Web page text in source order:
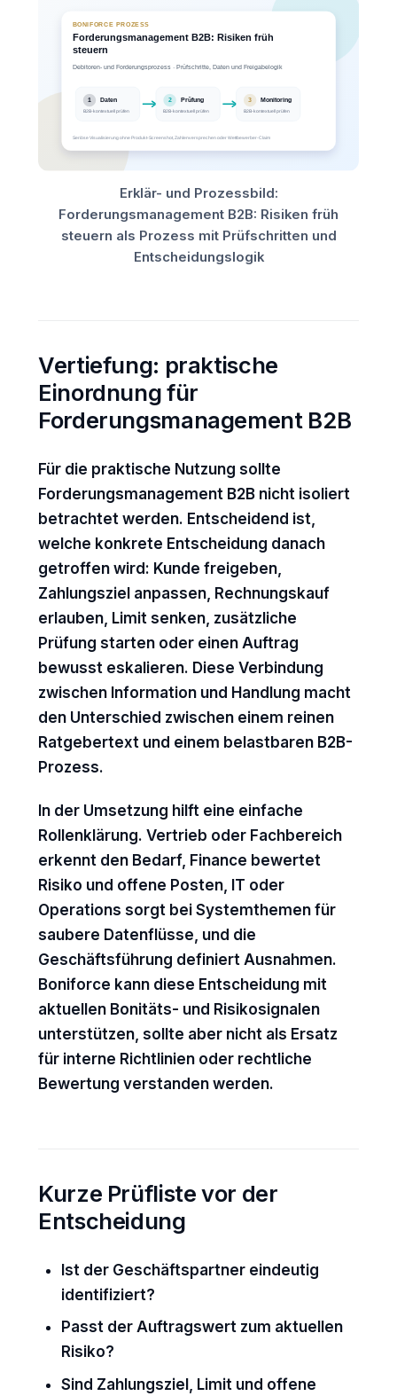
Erklär- und Prozessbild:
Forderungsmanagement B2B: Risiken früh
steuern als Prozess mit Prüfschritten und
Entscheidungslogik
Vertiefung: praktische
Einordnung für
Forderungsmanagement B2B
Für die praktische Nutzung sollte
Forderungsmanagement B2B nicht isoliert
betrachtet werden. Entscheidend ist,
welche konkrete Entscheidung danach
getroffen wird: Kunde freigeben,
Zahlungsziel anpassen, Rechnungskauf
erlauben, Limit senken, zusätzliche
Prüfung starten oder einen Auftrag
bewusst eskalieren. Diese Verbindung
zwischen Information und Handlung macht
den Unterschied zwischen einem reinen
Ratgebertext und einem belastbaren B2B-
Prozess.
In der Umsetzung hilft eine einfache
Rollenklärung. Vertrieb oder Fachbereich
erkennt den Bedarf, Finance bewertet
Risiko und offene Posten, IT oder
Operations sorgt bei Systemthemen für
saubere Datenflüsse, und die
Geschäftsführung definiert Ausnahmen.
Boniforce kann diese Entscheidung mit
aktuellen Bonitäts- und Risikosignalen
unterstützen, sollte aber nicht als Ersatz
für interne Richtlinien oder rechtliche
Bewertung verstanden werden.
Kurze Prüfliste vor der
Entscheidung
Ist der Geschäftspartner eindeutig
identifiziert?
Passt der Auftragswert zum aktuellen
Risiko?
Sind Zahlungsziel, Limit und offene